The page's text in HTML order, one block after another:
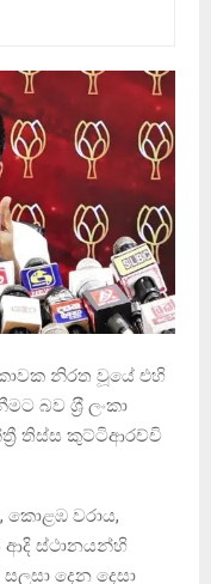
නිරත වූයේ එහි
බව ‍ශ‍්‍රී ලංකා
තිස්ස කුට්ටිආරච්චි
වරාය,
ආදි ස්ථානයන්හි
දෙන දෙසා